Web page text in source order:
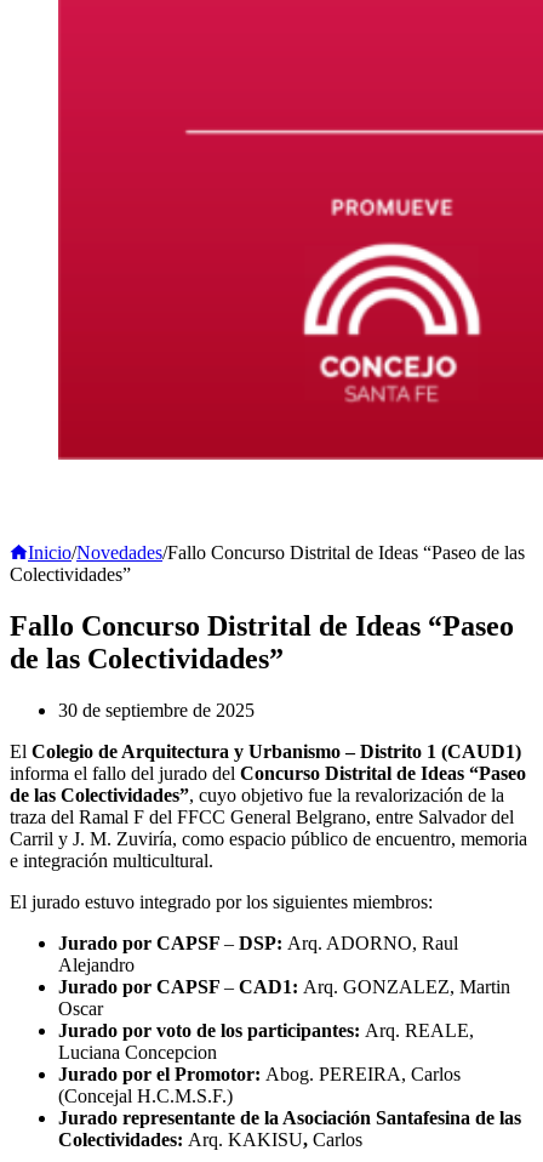
Inicio/Novedades/Fallo Concurso Distrital de Ideas “Paseo de las
Colectividades”
Fallo Concurso Distrital de Ideas “Paseo
de las Colectividades”
30 de septiembre de 2025
El Colegio de Arquitectura y Urbanismo – Distrito 1 (CAUD1)
informa el fallo del jurado del Concurso Distrital de Ideas “Paseo
de las Colectividades”, cuyo objetivo fue la revalorización de la
traza del Ramal F del FFCC General Belgrano, entre Salvador del
Carril y J. M. Zuviría, como espacio público de encuentro, memoria
e integración multicultural.
El jurado estuvo integrado por los siguientes miembros:
Jurado por CAPSF – DSP: Arq. ADORNO, Raul
Alejandro
Jurado por CAPSF – CAD1: Arq. GONZALEZ, Martin
Oscar
Jurado por voto de los participantes: Arq. REALE,
Luciana Concepcion
Jurado por el Promotor: Abog. PEREIRA, Carlos
(Concejal H.C.M.S.F.)
Jurado representante de la Asociación Santafesina de las
Colectividades: Arq. KAKISU, Carlos